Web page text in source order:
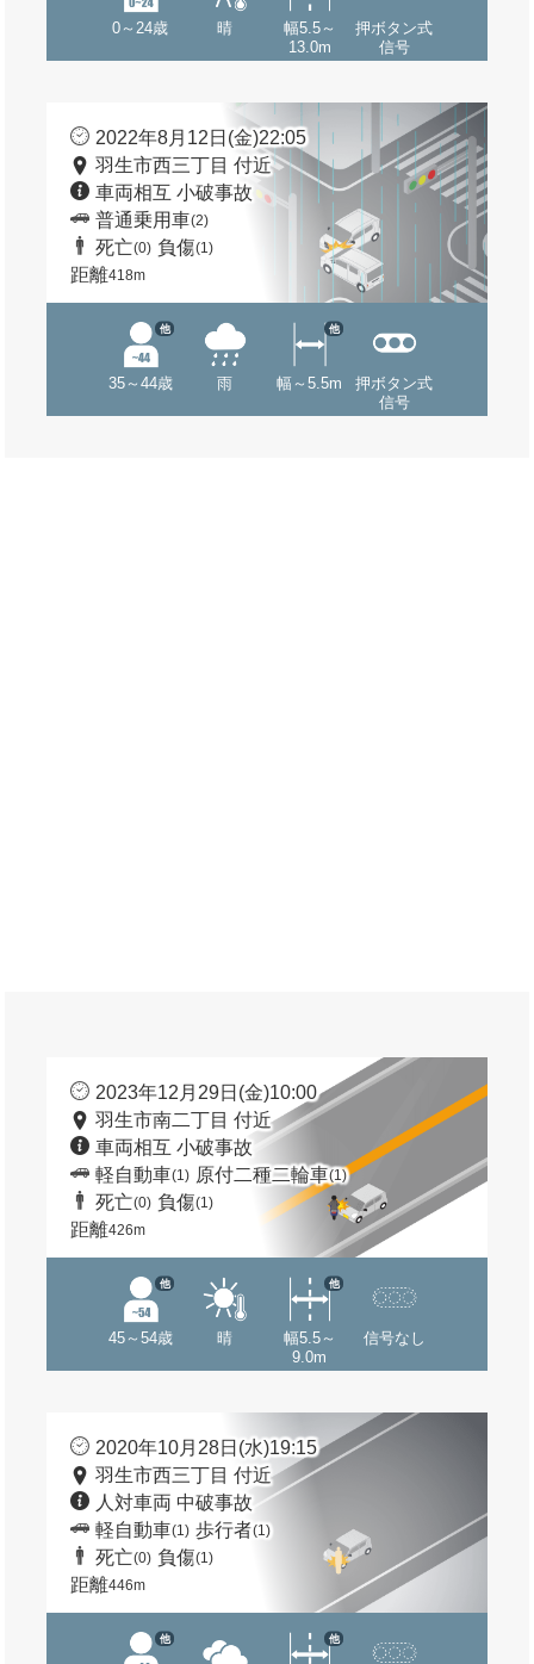
0～24歳 晴
幅5.5～
13.0m
押ボタン式
信号
2022年8月12日(金)22:05
羽生市西三丁目 付近
車両相互 小破事故
普通乗用車(2)
死亡(0) 負傷(1)
距離418m
35～44歳
他
雨 幅～5.5m
他
押ボタン式
信号
2023年12月29日(金)10:00
羽生市南二丁目 付近
車両相互 小破事故
軽自動車(1) 原付二種二輪車(1)
死亡(0) 負傷(1)
距離426m
45～54歳
他
晴
幅5.5～
9.0m
他
信号なし
2020年10月28日(水)19:15
羽生市西三丁目 付近
人対車両 中破事故
軽自動車(1) 歩行者(1)
死亡(0) 負傷(1)
距離446m
他 他